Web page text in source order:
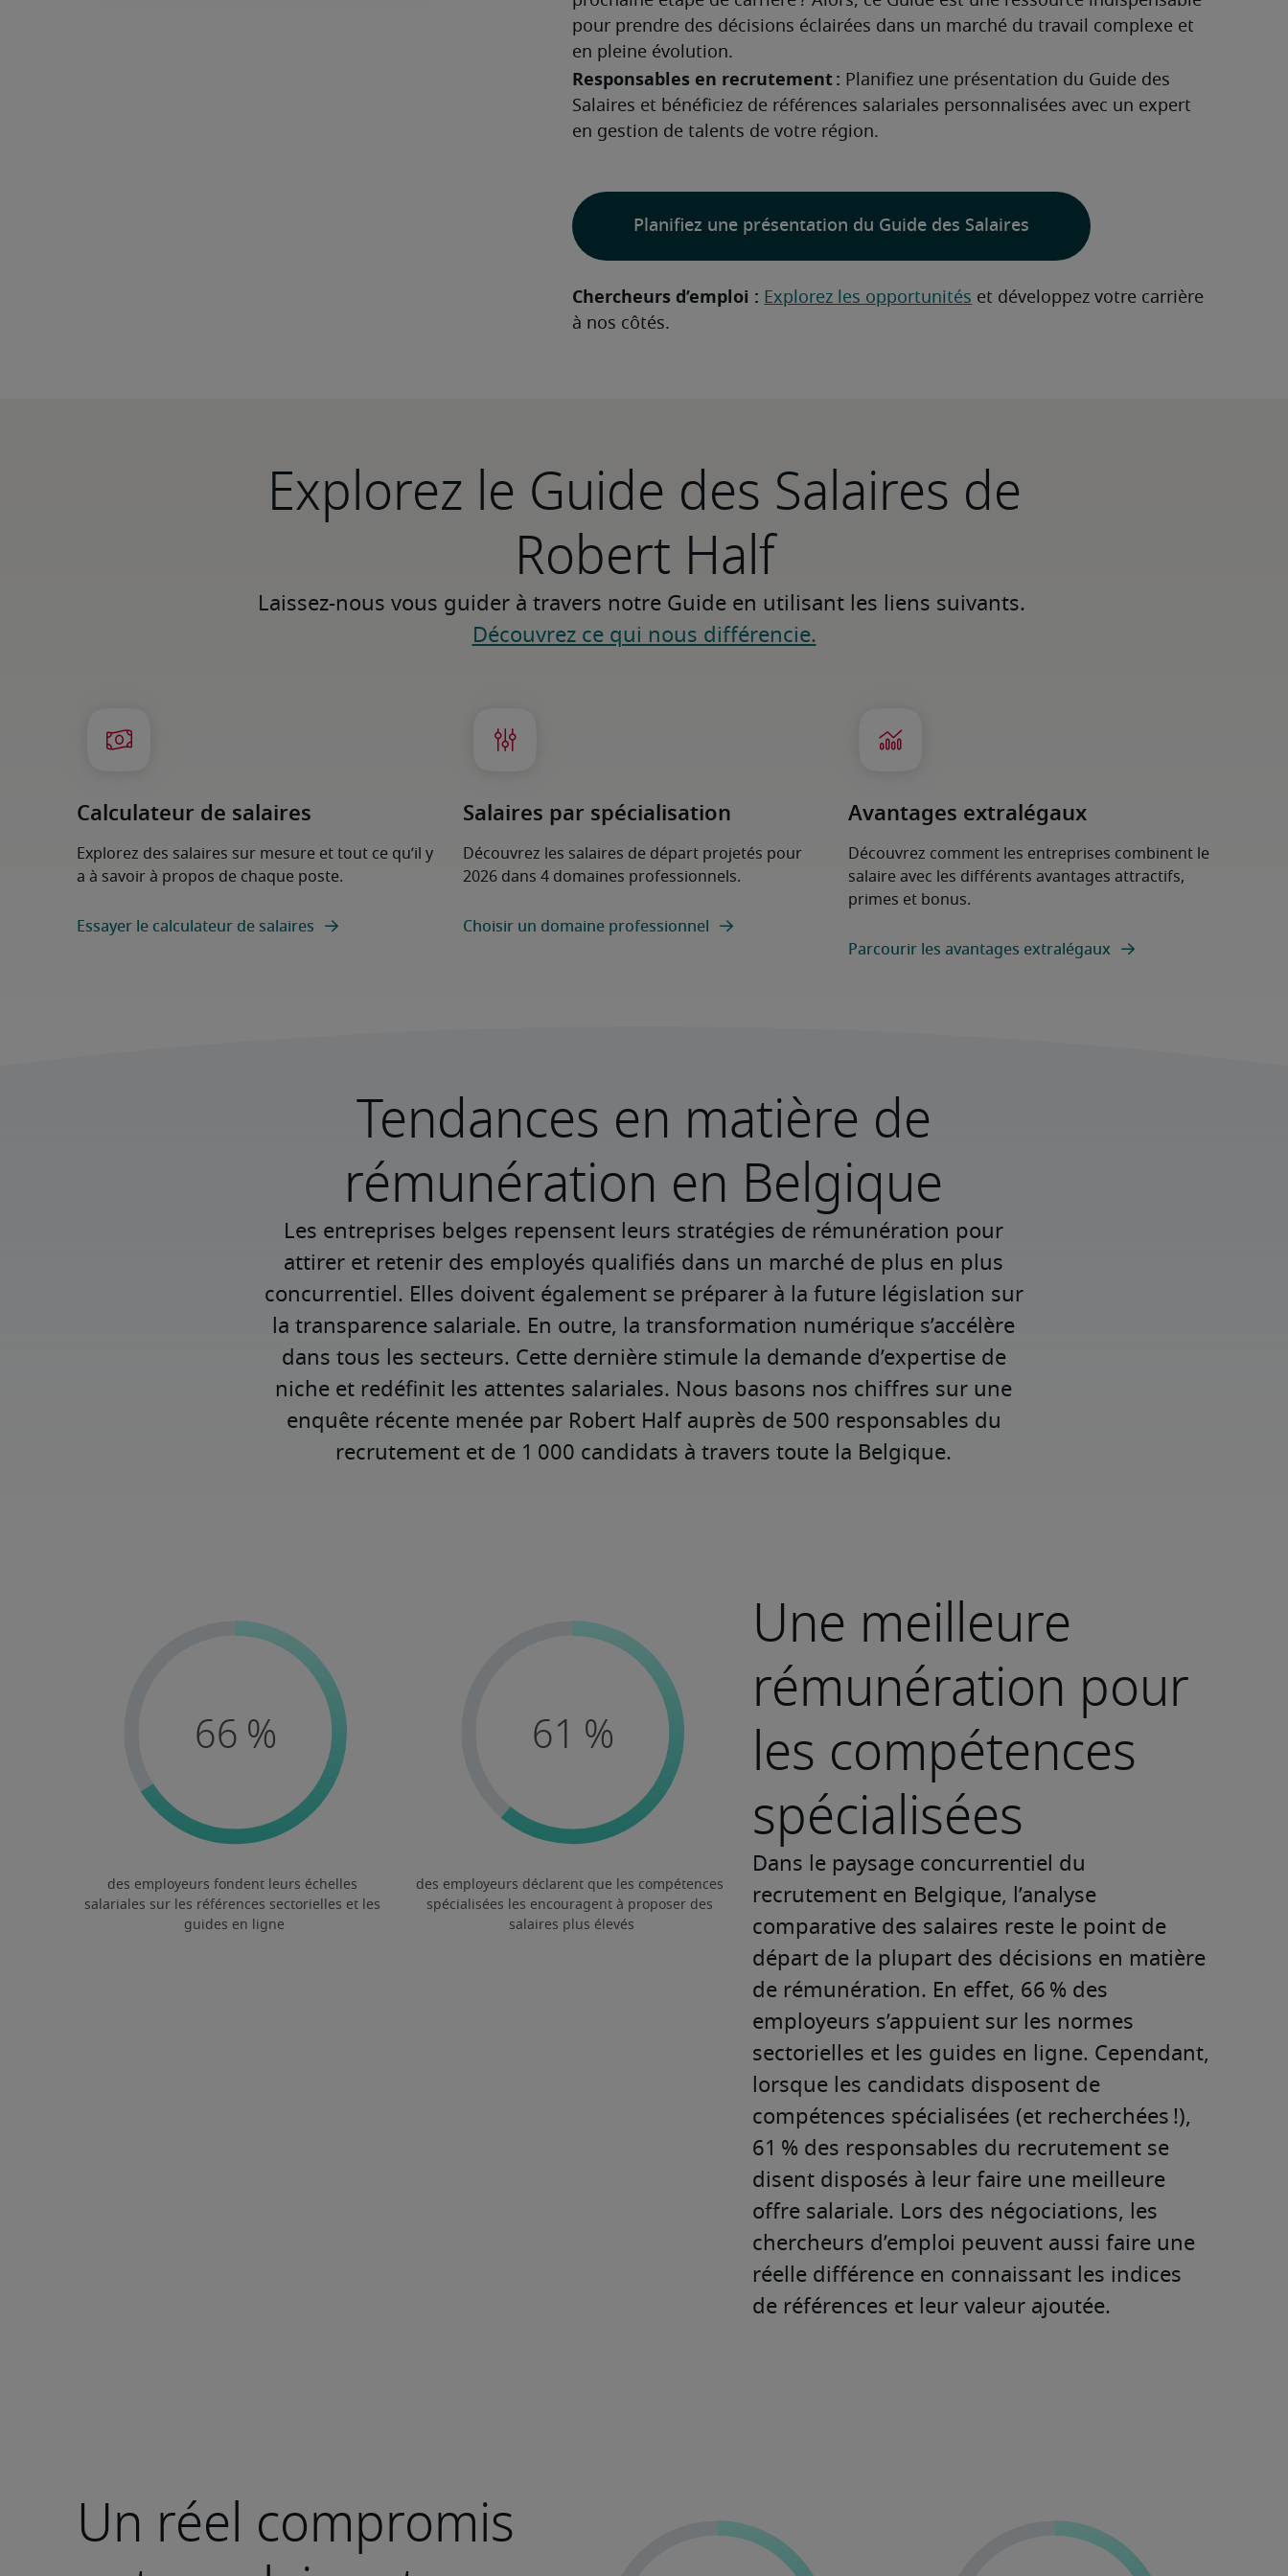
Planifiez une présentation du Guide des Salaires
Chercheurs d’emploi : Explorez les opportunités et développez votre carrière
à nos côtés.
pour prendre des décisions éclairées dans un marché du travail complexe et
en pleine évolution.
Responsables en recrutement : Planifiez une présentation du Guide des
Salaires et bénéficiez de références salariales personnalisées avec un expert
en gestion de talents de votre région.
Explorez le Guide des Salaires de
Robert Half
Découvrez ce qui nous différencie.
Calculateur de salaires
Explorez des salaires sur mesure et tout ce qu’il y
a à savoir à propos de chaque poste.
Essayer le calculateur de salaires
Salaires par spécialisation
Découvrez les salaires de départ projetés pour
2026 dans 4 domaines professionnels.
Choisir un domaine professionnel
Avantages extralégaux
Découvrez comment les entreprises combinent le
salaire avec les différents avantages attractifs,
primes et bonus.
Parcourir les avantages extralégaux
Tendances en matière de
rémunération en Belgique
Les entreprises belges repensent leurs stratégies de rémunération pour
attirer et retenir des employés qualifiés dans un marché de plus en plus
concurrentiel. Elles doivent également se préparer à la future législation sur
la transparence salariale. En outre, la transformation numérique s’accélère
dans tous les secteurs. Cette dernière stimule la demande d’expertise de
niche et redéfinit les attentes salariales. Nous basons nos chiffres sur une
enquête récente menée par Robert Half auprès de 500 responsables du
recrutement et de 1 000 candidats à travers toute la Belgique.
Une meilleure
rémunération pour
les compétences
spécialisées
Dans le paysage concurrentiel du
recrutement en Belgique, l’analyse
comparative des salaires reste le point de
départ de la plupart des décisions en matière
de rémunération. En effet, 66 % des
employeurs s’appuient sur les normes
sectorielles et les guides en ligne. Cependant,
lorsque les candidats disposent de
compétences spécialisées (et recherchées !),
61 % des responsables du recrutement se
disent disposés à leur faire une meilleure
offre salariale. Lors des négociations, les
chercheurs d’emploi peuvent aussi faire une
réelle différence en connaissant les indices
de références et leur valeur ajoutée.
Un réel compromis